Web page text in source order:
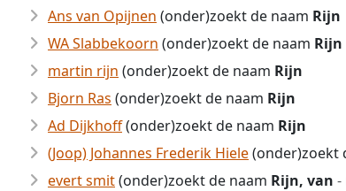
Ans van Opijnen (onder)zoekt de naam Rijn
WA Slabbekoorn (onder)zoekt de naam Rijn
martin rijn (onder)zoekt de naam Rijn
Bjorn Ras (onder)zoekt de naam Rijn
Ad Dijkhoff(onder)zoekt de naam Rijn
(Joop) Johannes Frederik Hiele(onder)zoekt
evert smit(onder)zoekt de naam Rijn, van -